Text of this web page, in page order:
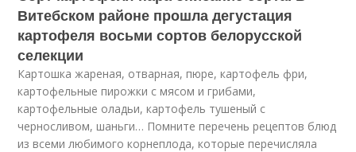
Витебском районе прошла дегустация
картофеля восьми сортов белорусской
селекции
Картошка жареная, отварная, пюре, картофель фри,
картофельные пирожки с мясом и грибами,
картофельные оладьи, картофель тушеный с
черносливом, шаньги… Помните перечень рецептов блюд
из всеми любимого корнеплода, которые перечисляла